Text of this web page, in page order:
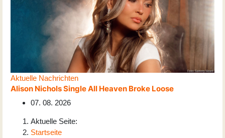
Aktuelle Nachrichten
Alison Nichols Single All Heaven Broke Loose
07. 08. 2026
Aktuelle Seite:
Startseite